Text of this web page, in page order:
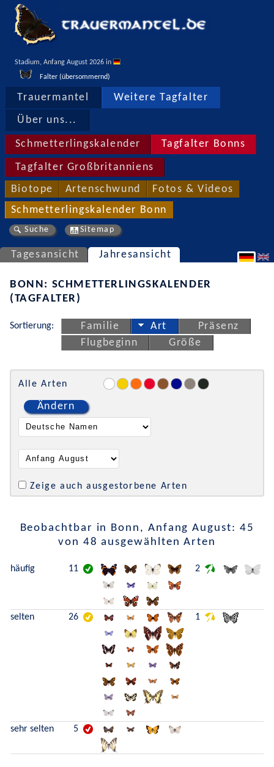
Stadium, Anfang August 2026 in
Falter (übersommernd)
Trauermantel Weitere Tagfalter
Über uns...
Schmetterlingskalender Tagfalter Bonns
Tagfalter Großbritanniens
Biotope Artenschwund Fotos & Videos
Schmetterlingskalender Bonn
Suche Sitemap
Tagesansicht Jahresansicht
BONN: SCHMETTERLINGSKALENDER
(TAGFALTER)
Sortierung: Familie Art
Präsenz
Flugbeginn
Größe
Alle Arten
Ändern
Zeige auch ausgestorbene Arten
Beobachtbar in Bonn, Anfang August: 45
von 48 ausgewählten Arten
häufig 11 2
selten 26 1
sehr selten 5